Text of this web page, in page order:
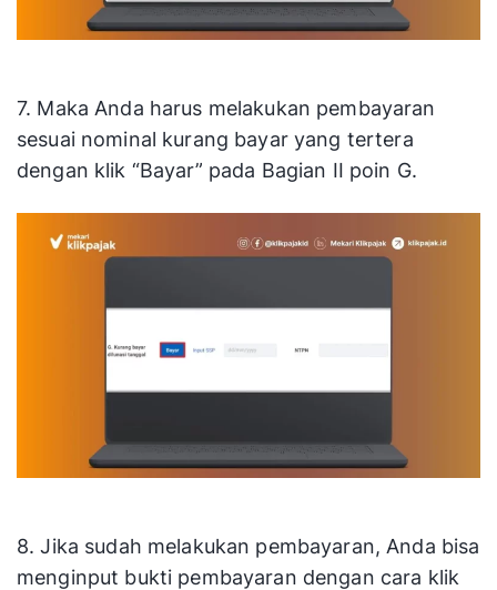
7. Maka Anda harus melakukan pembayaran
sesuai nominal kurang bayar yang tertera
dengan klik “Bayar” pada Bagian II poin G.
8. Jika sudah melakukan pembayaran, Anda bisa
menginput bukti pembayaran dengan cara klik